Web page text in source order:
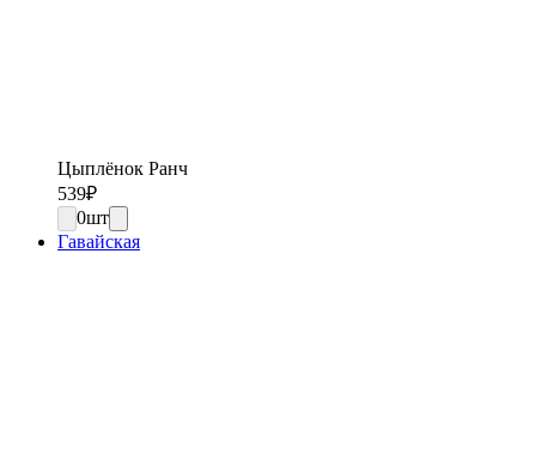
Цыплёнок Ранч
539₽
0шт
Гавайская